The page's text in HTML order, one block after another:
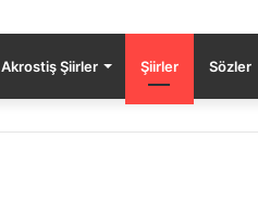
Akrostiş Şiirler Şiirler Sözler